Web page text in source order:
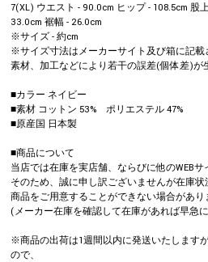
7(XL) ウエスト - 90.0cm ヒップ - 108.5cm 股
33.0cm 裾幅 - 26.0cm
※サイズ - 約cm
※サイズ寸法はメーカーサイト及び箱に記載
素材、加工などにより若干の誤差(個体差)が
■カラー ネイビー
■素材 コットン 53% ポリエステル 47%
■原産国 日本製
■商品について
当店では在庫を実店舗、ならびに他のWEBサ
そのため、誠に申し訳ございませんが在庫状
商品をご用意することができない場合があり
(メーカー在庫を確認して在庫があれば早急
※商品の出荷は1週間以内に発送いたします
ので、